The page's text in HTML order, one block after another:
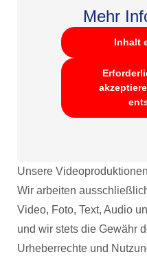
Mehr
Inhalt
Unsere
Wir arbeiten
Video, Foto, Text, Audio
und wir stets die Gewähr
Urheberrechte und